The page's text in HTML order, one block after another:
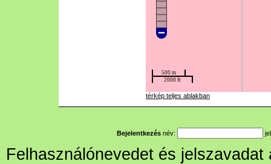
térkép teljes ablakban
Bejelentkezés név:
Felhasználónevedet és